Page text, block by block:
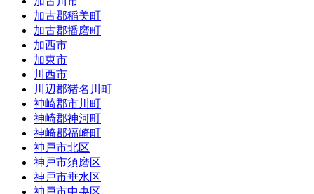
加古郡稲美町
加古郡播磨町
加西市
加東市
川西市
川辺郡猪名川町
神崎郡市川町
神崎郡神河町
神崎郡福崎町
神戸市北区
神戸市須磨区
神戸市垂水区